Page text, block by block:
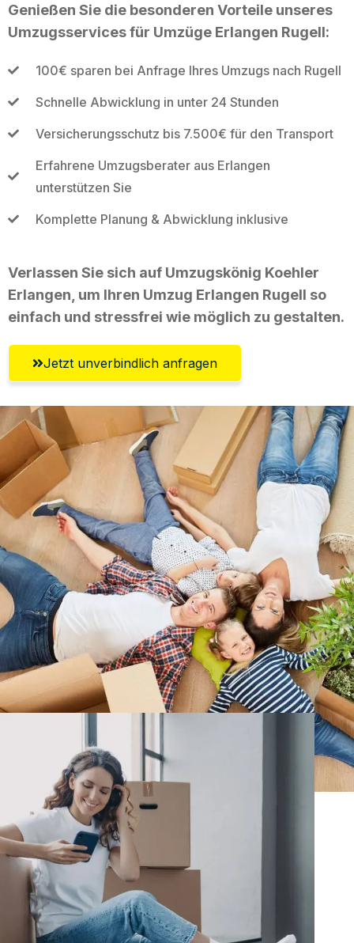
Genießen Sie die besonderen Vorteile unseres
Umzugsservices für Umzüge Erlangen Rugell:
100€ sparen bei Anfrage Ihres Umzugs nach Rugell
Schnelle Abwicklung in unter 24 Stunden
Versicherungsschutz bis 7.500€ für den Transport
Erfahrene Umzugsberater aus Erlangen
unterstützen Sie
Komplette Planung & Abwicklung inklusive
Verlassen Sie sich auf Umzugskönig Koehler
Erlangen, um Ihren Umzug Erlangen Rugell so
einfach und stressfrei wie möglich zu gestalten.
Jetzt unverbindlich anfragen